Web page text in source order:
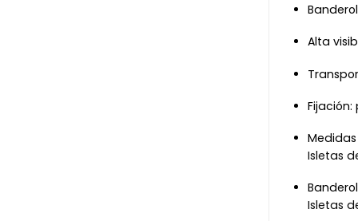
Alta
Medidas
Isletas
Isletas